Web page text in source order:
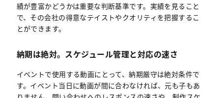
績が豊富かどうかは重要な判断基準です。実績を見ること
で、その会社の得意なテイストやクオリティを把握するこ
とができます。
納期は絶対。スケジュール管理と対応の速さ
イベントで使用する動画にとって、納期厳守は絶対条件で
す。イベント当日に動画が間に合わなければ、元も子もあ